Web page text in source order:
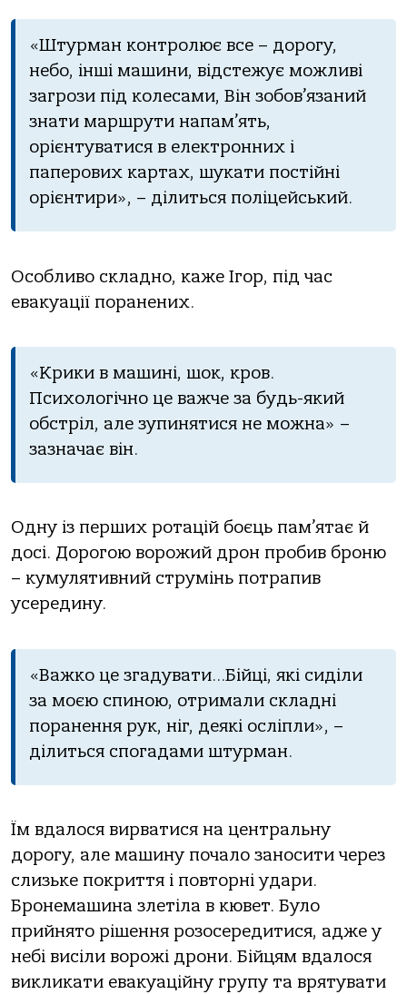
«Штурман контролює все – дорогу,
небо, інші машини, відстежує можливі
загрози під колесами, Він зобов’язаний
знати маршрути напам’ять,
орієнтуватися в електронних і
паперових картах, шукати постійні
орієнтири», – ділиться поліцейський.
Особливо складно, каже Ігор, під час
евакуації поранених.
«Крики в машині, шок, кров.
Психологічно це важче за будь-який
обстріл, але зупинятися не можна» –
зазначає він.
Одну із перших ротацій боєць пам’ятає й
досі. Дорогою ворожий дрон пробив броню
– кумулятивний струмінь потрапив
усередину.
«Важко це згадувати…Бійці, які сиділи
за моєю спиною, отримали складні
поранення рук, ніг, деякі осліпли», –
ділиться спогадами штурман.
Їм вдалося вирватися на центральну
дорогу, але машину почало заносити через
слизьке покриття і повторні удари.
Бронемашина злетіла в кювет. Було
прийнято рішення розосередитися, адже у
небі висіли ворожі дрони. Бійцям вдалося
викликати евакуаційну групу та врятувати